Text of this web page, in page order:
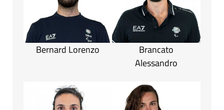
Bernard Lorenzo
Brancato
Alessandro